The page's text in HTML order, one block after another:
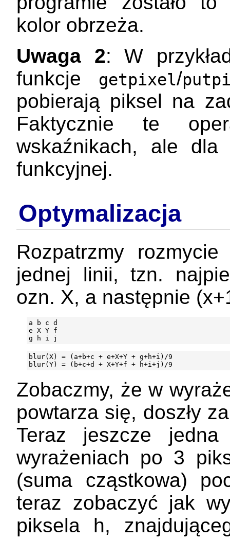
kolor obrzeża.
Uwaga 2: W
funkcje
getpixel/
pobierają piksel na
Faktycznie te
wskaźnikach, ale dla
funkcyjnej.
Optymalizacja
Rozpatrzmy
jednej linii, tzn.
ozn. X, a następnie
a b c d
e X Y f
blur(X) = (a+b+c + e+X+Y + g+h+i)/9
Zobaczmy, że w
powtarza się, doszły
Teraz jeszcze
wyrażeniach po 3
(suma cząstkowa)
teraz zobaczyć jak
piksela h,